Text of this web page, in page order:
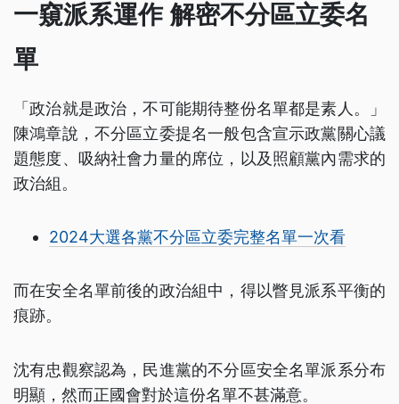
一窺派系運作 解密不分區立委名
單
「政治就是政治，不可能期待整份名單都是素人。」
陳鴻章說，不分區立委提名一般包含宣示政黨關心議
題態度、吸納社會力量的席位，以及照顧黨內需求的
政治組。
2024大選各黨不分區立委完整名單一次看
而在安全名單前後的政治組中，得以瞥見派系平衡的
痕跡。
沈有忠觀察認為，民進黨的不分區安全名單派系分布
明顯，然而正國會對於這份名單不甚滿意。